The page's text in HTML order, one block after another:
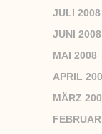
JULI 2008
JUNI 2008
MAI 2008
APRIL
MÄRZ